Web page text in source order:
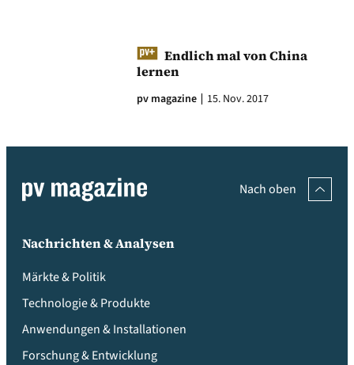
Endlich mal von China
lernen
pv magazine 15. Nov. 2017
Nach oben
Nachrichten & Analysen
Märkte & Politik
Technologie & Produkte
Anwendungen & Installationen
Forschung & Entwicklung